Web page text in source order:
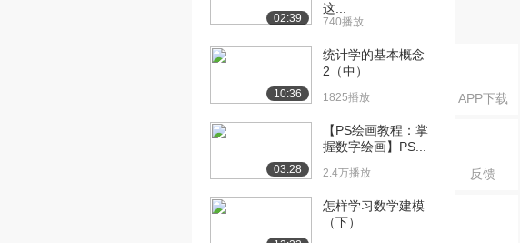
APP下载
反馈
换变量
合赋值和递增递减
何使用PAT系统...
02:39
这...
740播放
10:36
统计学的基本概念
2（中）
1825播放
03:28
【PS绘画教程：掌
握数字绘画】PS...
2.4万播放
怎样学习数学建模
（下）